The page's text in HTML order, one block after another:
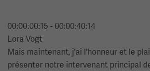
00:00:00:15 - 00:00:40:14
Lora Vogt
Mais maintenant, j'ai l'honneur et le
présenter notre intervenant principal